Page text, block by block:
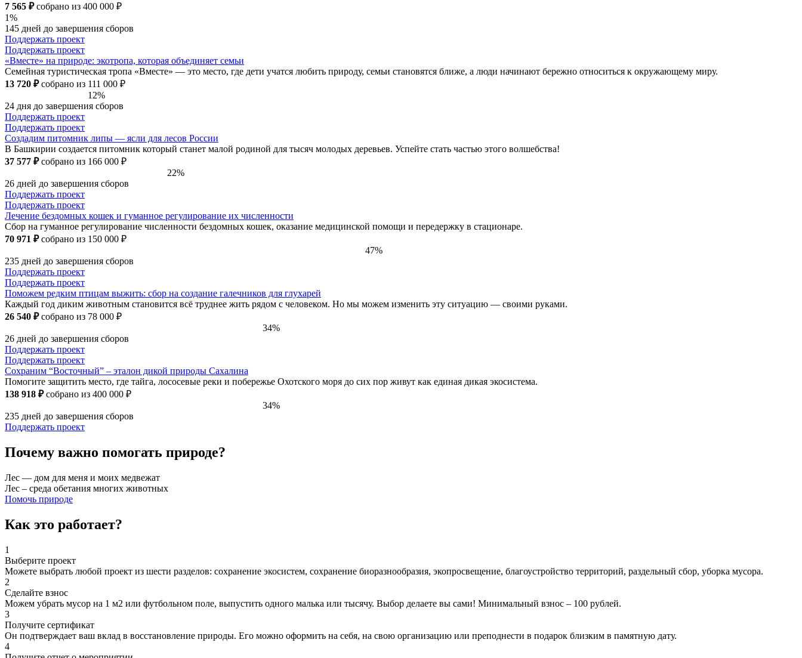
7 565 ₽собрано из 400 000 ₽
1%
145 дней до завершения сборов
Поддержать проект
Поддержать проект
«Вместе» на природе: экотропа, которая объединяет семьи
Семейная туристическая тропа «Вместе» — это место, где дети учатся любить природу, семьи становятся ближе, а люди начинают бережно относиться к окружающему миру.
13 720 ₽собрано из 111 000 ₽
12%
24 дня до завершения сборов
Поддержать проект
Поддержать проект
Создадим питомник липы — ясли для лесов России
В Башкирии создается питомник который станет малой родиной для тысяч молодых деревьев. Успейте стать частью этого волшебства!
37 577 ₽собрано из 166 000 ₽
22%
26 дней до завершения сборов
Поддержать проект
Поддержать проект
Лечение бездомных кошек и гуманное регулирование их численности
Сбор на гуманное регулирование численности бездомных кошек, оказание медицинской помощи и передержку в стационаре.
70 971 ₽собрано из 150 000 ₽
47%
235 дней до завершения сборов
Поддержать проект
Поддержать проект
Поможем редким птицам выжить: сбор на создание галечников для глухарей
Каждый год диким животным становится всё труднее жить рядом с человеком. Но мы можем изменить эту ситуацию — своими руками.
26 540 ₽собрано из 78 000 ₽
34%
26 дней до завершения сборов
Поддержать проект
Поддержать проект
Сохраним “Восточный” – эталон дикой природы Сахалина
Помогите защитить место, где тайга, лососевые реки и побережье Охотского моря до сих пор живут как единая дикая экосистема.
138 918 ₽собрано из 400 000 ₽
34%
235 дней до завершения сборов
Поддержать проект
Почему важно помогать природе?
Лес — дом для меня и моих медвежат
Лес – среда обетания многих животных
Помочь природе
Как это работает?
1
Выберите проект
Можете выбрать любой проект из шести разделов: сохранение экосистем, сохранение биоразнообразия, экопросвещение, благоустройство территорий, раздельный сбор, уборка мусора.
2
Сделайте взнос
Можем убрать мусор на 1 м2 или футбольном поле, выпустить одного малька или тысячу. Выбор делаете вы сами! Минимальный взнос – 100 рублей.
3
Получите сертификат
Он подтверждает ваш вклад в восстановление природы. Его можно оформить на себя, на свою организацию или преподнести в подарок близким в памятную дату.
4